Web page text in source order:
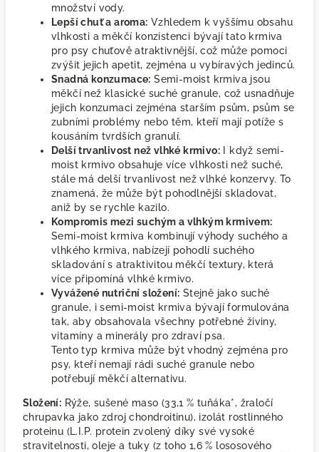
množství vody.
Lepší chuť a aroma: Vzhledem k vyššímu obsahu
vlhkosti a měkčí konzistenci bývají tato krmiva
pro psy chuťově atraktivnější, což může pomoci
zvýšit jejich apetit, zejména u vybíravých jedinců.
Snadná konzumace: Semi-moist krmiva jsou
měkčí než klasické suché granule, což usnadňuje
jejich konzumaci zejména starším psům, psům se
zubními problémy nebo těm, kteří mají potíže s
kousáním tvrdších granulí.
Delší trvanlivost než vlhké krmivo: I když semi-
moist krmivo obsahuje více vlhkosti než suché,
stále má delší trvanlivost než vlhké konzervy. To
znamená, že může být pohodlnější skladovat,
aniž by se rychle kazilo.
Kompromis mezi suchým a vlhkým krmivem:
Semi-moist krmiva kombinují výhody suchého a
vlhkého krmiva, nabízejí pohodlí suchého
skladování s atraktivitou měkčí textury, která
více připomíná vlhké krmivo.
Vyvážené nutriční složení: Stejně jako suché
granule, i semi-moist krmiva bývají formulována
tak, aby obsahovala všechny potřebné živiny,
vitamíny a minerály pro zdraví psa.
Tento typ krmiva může být vhodný zejména pro
psy, kteří nemají rádi suché granule nebo
potřebují měkčí alternativu.
Složení: Rýže, sušené maso (33,1 % tuňáka*, žraločí
chrupavka jako zdroj chondroitinu), izolát rostlinného
proteinu (L.I.P. protein zvolený díky své vysoké
stravitelnosti, oleje a tuky (z toho 1,6 % lososového